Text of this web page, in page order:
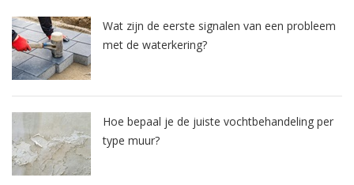
Wat zijn de eerste signalen van een probleem
met de waterkering?
Hoe bepaal je de juiste vochtbehandeling per
type muur?